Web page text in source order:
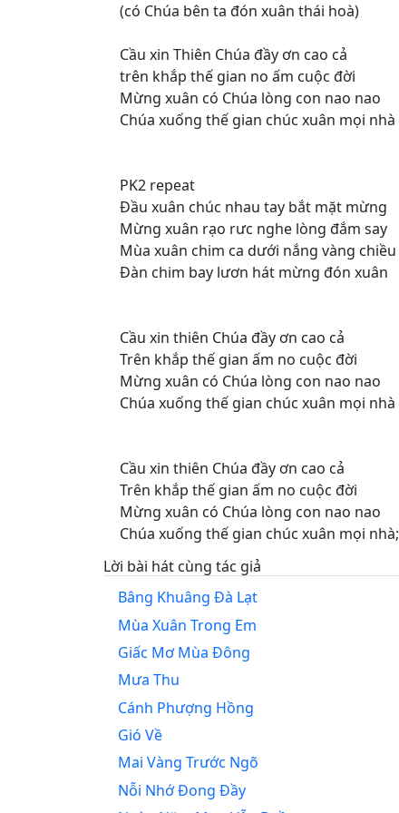
(có Chúa bên ta đón xuân thái hoà)
Cầu xin Thiên Chúa đầy ơn cao cả
trên khắp thế gian no ấm cuộc đời
Mừng xuân có Chúa lòng con nao nao
Chúa xuống thế gian chúc xuân mọi nhà
PK2 repeat
Đầu xuân chúc nhau tay bắt mặt mừng
Mừng xuân rạo rưc nghe lòng đắm say
Mùa xuân chim ca dưới nắng vàng chiều
Đàn chim bay lươn hát mừng đón xuân
Cầu xin thiên Chúa đầy ơn cao cả
Trên khắp thế gian ấm no cuộc đời
Mừng xuân có Chúa lòng con nao nao
Chúa xuống thế gian chúc xuân mọi nhà
Cầu xin thiên Chúa đầy ơn cao cả
Trên khắp thế gian ấm no cuộc đời
Mừng xuân có Chúa lòng con nao nao
Chúa xuống thế gian chúc xuân mọi nhà;
Lời bài hát cùng tác giả
Bâng Khuâng Đà Lạt
Mùa Xuân Trong Em
Giấc Mơ Mùa Đông
Mưa Thu
Cánh Phượng Hồng
Gió Về
Mai Vàng Trước Ngõ
Nỗi Nhớ Đong Đầy